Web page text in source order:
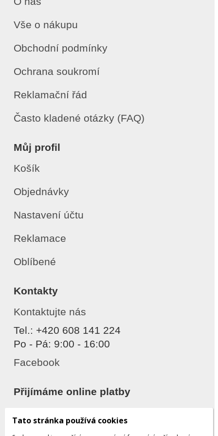
Vše o nákupu
Obchodní podmínky
Ochrana soukromí
Reklamační řád
Často kladené otázky (FAQ)
Můj profil
Košík
Objednávky
Nastavení účtu
Reklamace
Oblíbené
Kontakty
Kontaktujte nás
Tel.: +420 608 141 224
Po - Pá: 9:00 - 16:00
Facebook
Přijímáme online platby
Tato stránka používá cookies